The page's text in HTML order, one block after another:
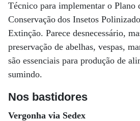
Técnico para implementar o Plano
Conservação dos Insetos
Extinção. Parece desnecessário,
preservação de abelhas, vespas,
são essenciais para produção de
sumindo.
Nos bastidores
Vergonha via Sedex